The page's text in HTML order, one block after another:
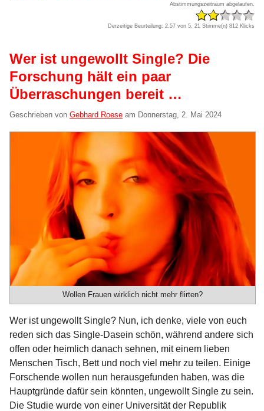
Abstimmungszeitraum abgelaufen.
Derzeitige Beurteilung: 2.57 von 5, 21 Stimme(n) 812 Klicks
Wer ist ungewollt Single? Die
Forschung hält ein paar
Überraschungen bereit …
Geschrieben von Gebhard Roese am Donnerstag, 2. Mai 2024
Wollen Frauen wirklich nicht mehr flirten?
Wer ist ungewollt Single? Nun, ich denke, viele von euch
reden sich das Single-Dasein schön, während andere sich
offen oder heimlich danach sehnen, mit einem lieben
Menschen Tisch, Bett und noch viel mehr zu teilen. Einige
Forschende wollen nun herausgefunden haben, was die
Hauptgründe dafür sein könnten, ungewollt Single zu sein.
Die Studie wurde von einer Universität der Republik